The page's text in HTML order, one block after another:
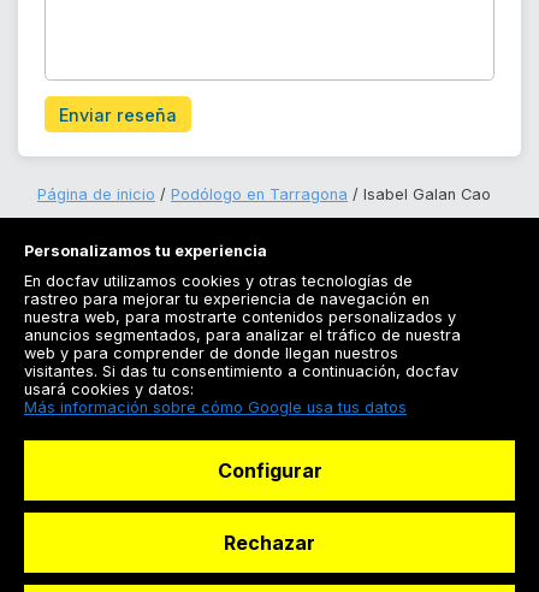
Enviar reseña
Página de inicio Podólogo en Tarragona Isabel Galan Cao
Registrarse
Docfav
Personalizamos tu experiencia
En docfav utilizamos cookies y otras tecnologías de
rastreo para mejorar tu experiencia de navegación en
nuestra web, para mostrarte contenidos personalizados y
anuncios segmentados, para analizar el tráfico de nuestra
web y para comprender de donde llegan nuestros
visitantes. Si das tu consentimiento a continuación, docfav
usará cookies y datos:
Más información sobre cómo Google usa tus datos
Configurar
Rechazar